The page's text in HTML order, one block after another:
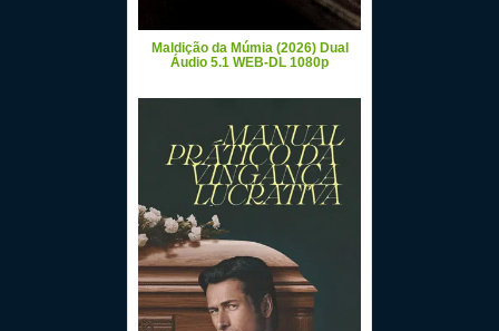
Maldição da Múmia (2026) Dual
Áudio 5.1 WEB-DL 1080p